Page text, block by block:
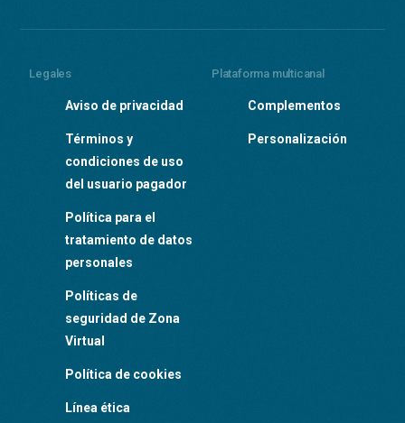
Legales
Aviso de privacidad
Términos y
condiciones de uso
del usuario pagador
Política para el
tratamiento de datos
personales
Políticas de
seguridad de Zona
Virtual
Política de cookies
Línea ética
Plataforma multicanal
Complementos
Personalización